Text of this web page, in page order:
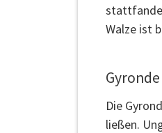
Walze ist
Gyronde
Die
ließen.